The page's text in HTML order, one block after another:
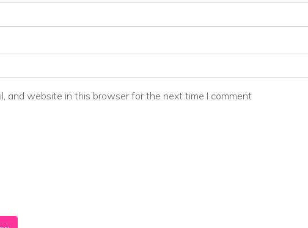
and website in this browser for the next time I comment